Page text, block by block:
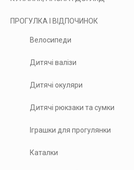
ПРОГУЛКА І ВІДПОЧИНОК
Велосипеди
Дитячі валізи
Дитячі окуляри
Дитячі рюкзаки та сумки
Іграшки для прогулянки
Каталки